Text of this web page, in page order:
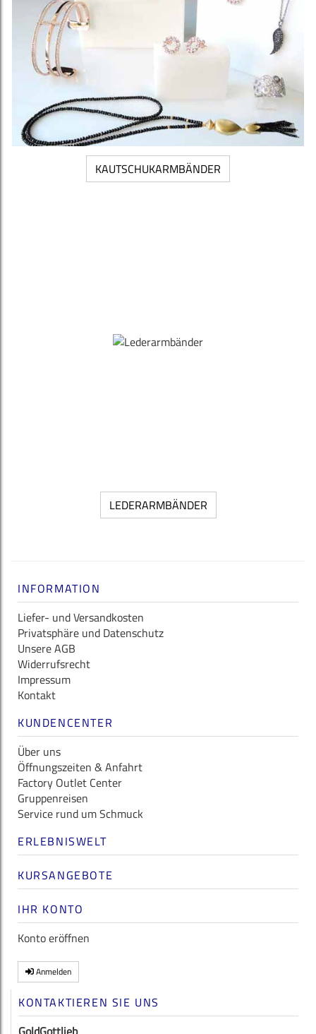
KAUTSCHUKARMBÄNDER
LEDERARMBÄNDER
INFORMATION
Liefer- und Versandkosten
Privatsphäre und Datenschutz
Unsere AGB
Widerrufsrecht
Impressum
Kontakt
KUNDENCENTER
Über uns
Öffnungszeiten & Anfahrt
Factory Outlet Center
Gruppenreisen
Service rund um Schmuck
ERLEBNISWELT
KURSANGEBOTE
IHR KONTO
Konto eröffnen
Anmelden
KONTAKTIEREN SIE UNS